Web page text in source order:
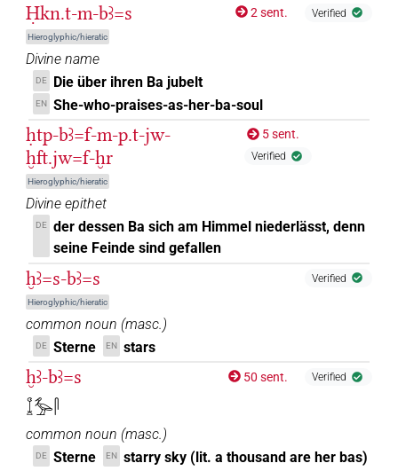
Ḥkn.t-m-bꜣ=s
Hieroglyphic/hieratic
2 sent. Verified
Divine name
DE Die über ihren Ba jubelt
EN She-who-praises-as-her-ba-soul
ḥtp-bꜣ=f-m-p.t-jw-
ḫft.jw=f-ḫr
Hieroglyphic/hieratic
5 sent.
Verified
Divine epithet
DE der dessen Ba sich am Himmel niederlässt, denn
seine Feinde sind gefallen
ḫꜣ=s-bꜣ=s
Hieroglyphic/hieratic
Verified
common noun (masc.)
DE Sterne EN stars
ḫꜣ-bꜣ=s
𓆼𓅡𓋴
50 sent. Verified
common noun (masc.)
DE Sterne EN starry sky (lit. a thousand are her bas)